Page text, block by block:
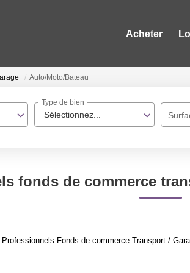
Acheter
Auto/Moto/Bateau
Sélectionnez...
Type de bien
fonds de commerce
Fonds de commerce Transport /